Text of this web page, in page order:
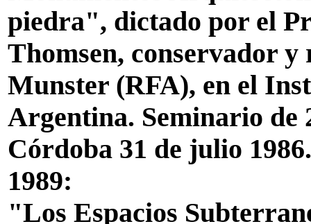
piedra", dictado por el
Thomsen, conservador
Munster (RFA), en el
Argentina. Seminario de
Córdoba 31 de julio 1986.
1989:
"Los Espacios